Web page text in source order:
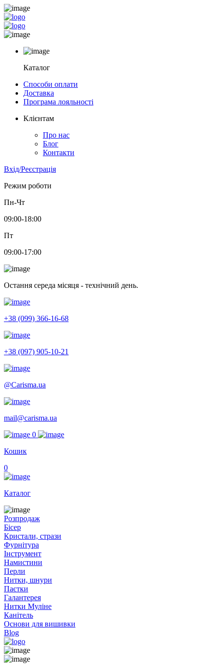
Каталог
Способи оплати
Доставка
Програма лояльності
Клієнтам
Про нас
Блог
Контакти
Вхід/Реєстрація
Режим роботи
Пн-Чт
09:00-18:00
Пт
09:00-17:00
Остання середа місяця - технічний день.
+38 (099) 366-16-68
+38 (097) 905-10-21
@Carisma.ua
mail@carisma.ua
0
Кошик
0
Каталог
Розпродаж
Бісер
Кристали, стрази
Фурнітура
Інструмент
Намистини
Перли
Нитки, шнури
Паєтки
Галантерея
Нитки Муліне
Канітель
Основи для вишивки
Blog